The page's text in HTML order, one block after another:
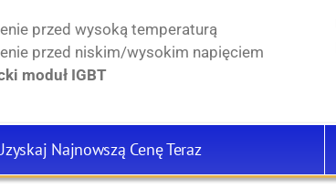
przed wysoką temperaturą
przed niskim/wysokim napięciem
moduł IGBT
Najnowszą Cenę Teraz